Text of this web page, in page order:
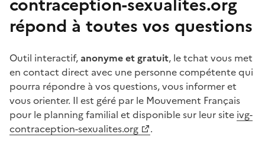
répond à toutes vos questions
Outil interactif,anonyme et gratuit, le tchat vous met
en contact direct avec une personne compétente qui
pourra répondre à vos questions, vous informer et
vous orienter. Il est géré par le Mouvement Français
pour le planning familial et disponible sur leur site ivg-
contraception-sexualites.org
.